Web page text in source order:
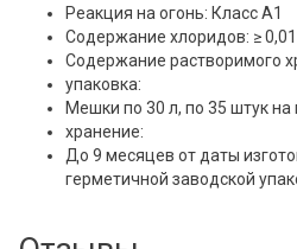
Реакция на огонь: Класс А1
Содержание хлоридов: ≥
Содержание растворимого
упаковка:
Мешки по 30 л, по 35 штук на
хранение:
До 9 месяцев от даты
герметичной заводской